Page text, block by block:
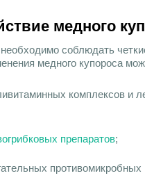
медного
соблюдать
медного купороса
комплексов и
препаратов;